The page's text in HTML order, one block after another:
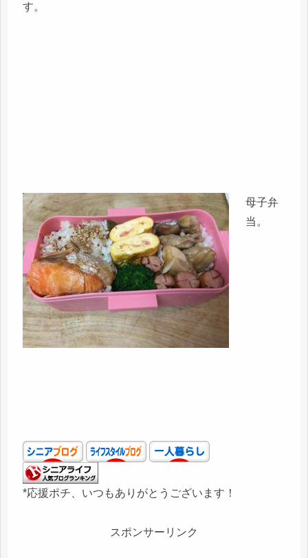
す。
母子弁
当。
*応援ポチ、いつもありがとうございます！
スポンサーリンク